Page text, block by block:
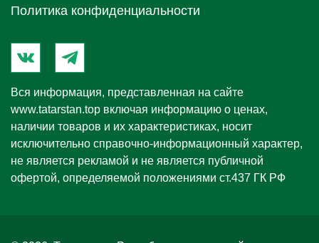
Политика конфиденциальности
Вся информация, представленная на сайте
www.tatarstan.top включая информацию о ценах,
наличии товаров и их характеристиках, носит
исключительно справочно-информационный характер,
не является рекламой и не является публичной
офертой, определяемой положениями ст.437 ГК РФ